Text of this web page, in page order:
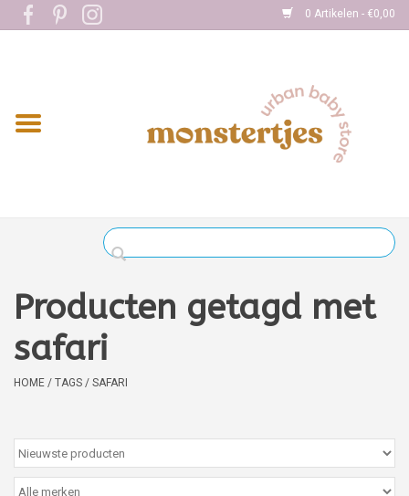
0 Artikelen - €0,00
Home
Kleding
Verzorging
Boekjes
kaartjes
Producten getagd met
safari
HOME / TAGS / SAFARI